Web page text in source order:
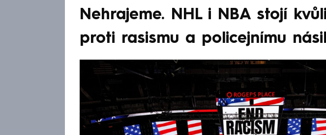
Nehrajeme. NHL i NBA stojí
proti rasismu a policejnímu